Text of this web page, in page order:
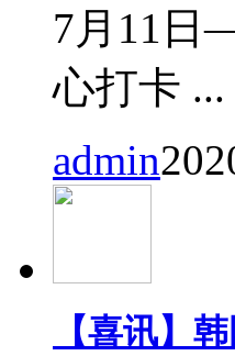
7月11日
心打卡 ...
admin
【喜讯】